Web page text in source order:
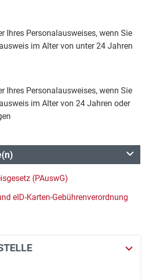
Ihres Personalausweises, wenn Sie
im Alter von unter 24 Jahren
Ihres Personalausweises, wenn Sie
im Alter von 24 Jahren oder
(PAuswG)
eID-Karten-Gebührenverordnung